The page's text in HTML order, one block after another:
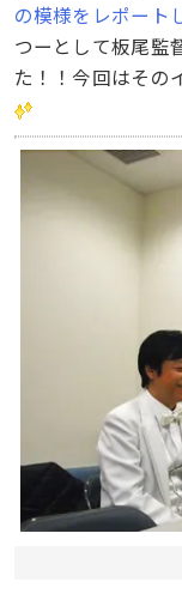
の模様をレポート
つーとして板尾監
た！！今回はその